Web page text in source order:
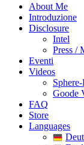
About Me
Introduzione
Disclosure
Intel
Press /
Eventi
Videos
Goode
FAQ
Store
Languages